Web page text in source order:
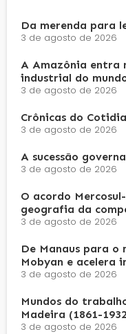
Da merenda para
3 de agosto de 2026
A Amazônia entra
industrial do
3 de agosto de 2026
Crônicas do
3 de agosto de 2026
A sucessão
3 de agosto de 2026
O acordo
geografia da
3 de agosto de 2026
De Manaus para o
Mobyan e acelera
3 de agosto de 2026
Mundos do
Madeira (1861-
3 de agosto de 2026